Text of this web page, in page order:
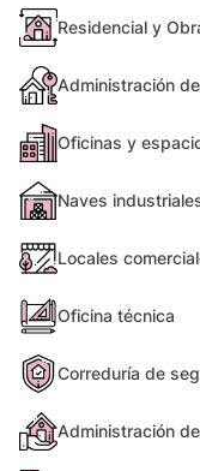
Residencial y
Administración
Oficinas y
Naves
Locales
Oficina técnica
Correduría de
Administración